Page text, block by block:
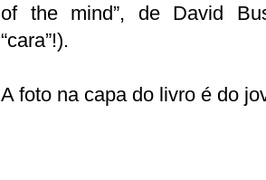
of the mind”, de David
“cara”!).
A foto na capa do livro é do